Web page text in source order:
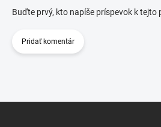
Buďte prvý, kto napíše príspevok k tejto
Pridať komentár